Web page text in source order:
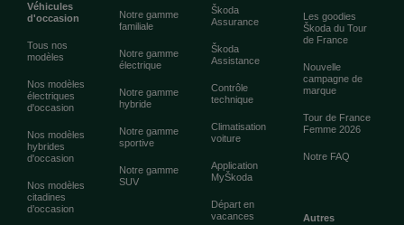
Véhicules
d'occasion
Tous nos
modèles
Nos modèles
électriques
d'occasion
Nos modèles
hybrides
d'occasion
Nos modèles
citadines
d’occasion
Notre gamme
familiale
Notre gamme
électrique
Notre gamme
hybride
Notre gamme
sportive
Notre gamme
SUV
Škoda
Assurance
Škoda
Assistance
Contrôle
technique
Climatisation
voiture
Application
MyŠkoda
Départ en
vacances
Les goodies
Škoda du Tour
de France
Nouvelle
campagne de
marque
Tour de France
Femme 2026
Notre FAQ
Autres